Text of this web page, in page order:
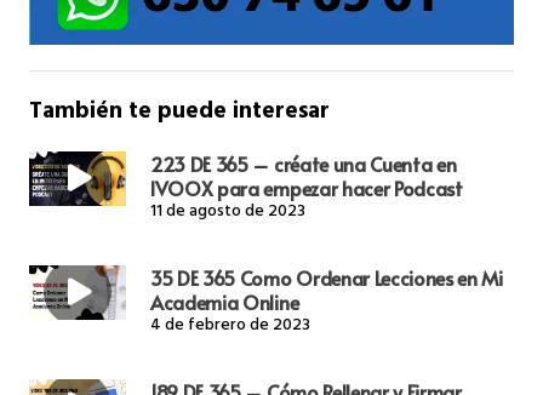
También te puede interesar
223 DE 365 – créate una Cuenta en
IVOOX para empezar hacer Podcast
11 de agosto de 2023
35 DE 365 Como Ordenar Lecciones en Mi
Academia Online
4 de febrero de 2023